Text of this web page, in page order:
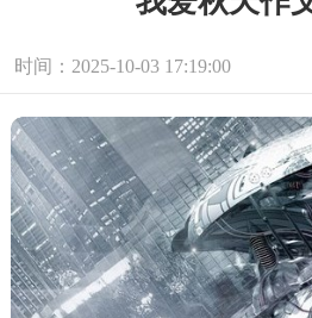
时间：2025-10-03 17:19:00